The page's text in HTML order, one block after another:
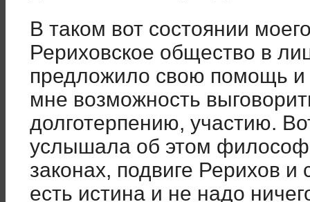
В таком вот состоянии
Рериховское общество в
предложило свою помощь и
мне возможность
долготерпению, участию.
услышала об этом
законах, подвиге Рерихов и
есть истина и не надо